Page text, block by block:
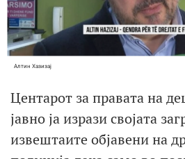
Алтин Хазизај
Центарот за правата на
јавно ја изрази својата
извештаите објавени на